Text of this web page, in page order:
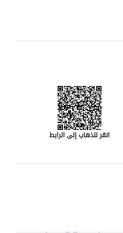
انقر للذهاب إلى الرابط